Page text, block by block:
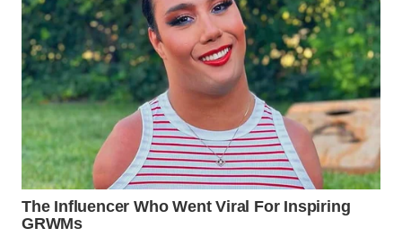
SAMOSIR
WN
PADANG
LAWAS
WN
SUMEDANG
WN
CIANJUR